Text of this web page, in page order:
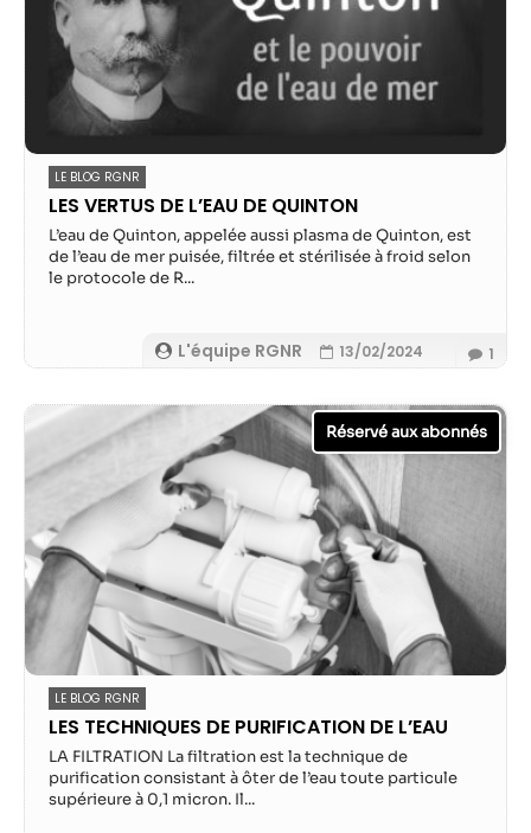
LE BLOG RGNR
LES VERTUS DE L’EAU DE QUINTON
L'équipe RGNR 13/02/2024
L’eau de Quinton, appelée aussi plasma de Quinton, est
de l’eau de mer puisée, filtrée et stérilisée à froid selon
le protocole de R...
1
LE BLOG RGNR
LES TECHNIQUES DE PURIFICATION DE L’EAU
LA FILTRATION La filtration est la technique de
purification consistant à ôter de l’eau toute particule
supérieure à 0,1 micron. Il...